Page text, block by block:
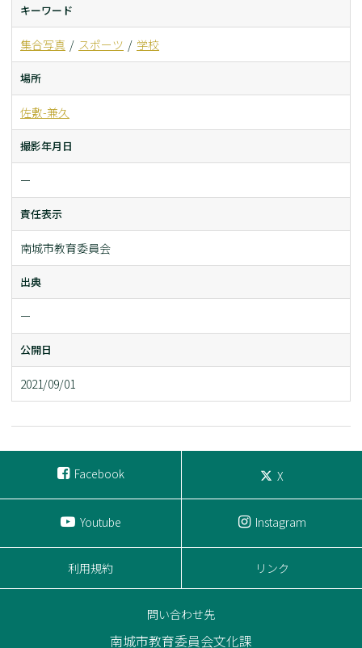
キーワード
集合写真 スポーツ 学校
場所
佐敷-兼久
撮影年月日
ー
責任表示
南城市教育委員会
出典
ー
公開日
2021/09/01
Facebook X
Youtube Instagram
利用規約 リンク
問い合わせ先
南城市教育委員会文化課